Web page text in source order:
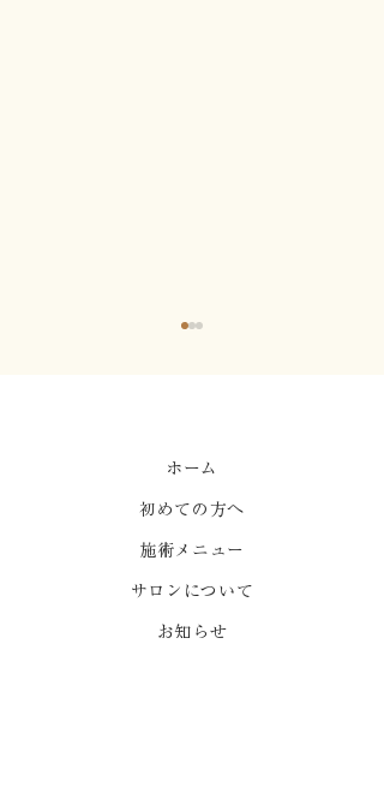
はりって痛くないです
ホーム
初めての方へ
施術メニュー
サロンについて
お知らせ